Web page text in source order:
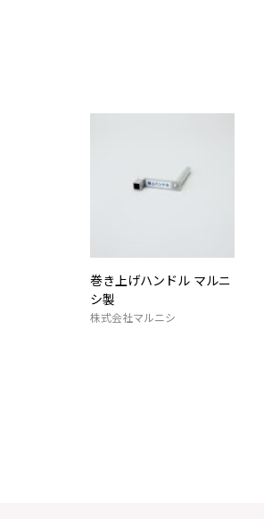
巻き上げハンドル マルニ
シ製
株式会社マルニシ